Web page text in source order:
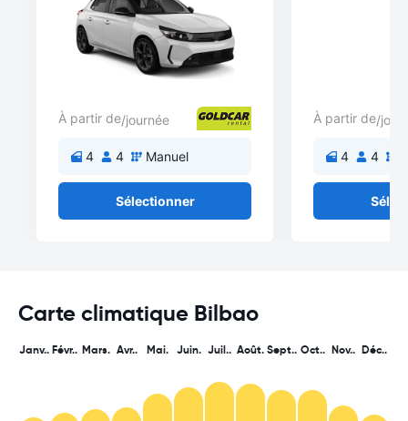
À partir de/journée
4 4 Manuel
Sélectionner
À partir de/
4 4
Carte climatique Bilbao
Janv.. Févr.. Mars. Avr.. Mai. Juin. Juil.. Août. Sept.. Oct.. Nov.. Déc..